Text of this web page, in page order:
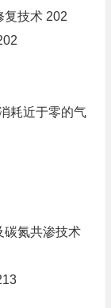
复技术 202
耗近于零的气
碳氮共渗技术